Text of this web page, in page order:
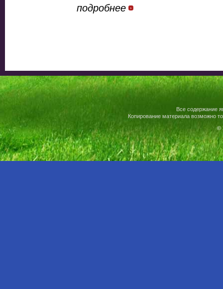
подробнее
Все содержание
Копирование материала возможно
©